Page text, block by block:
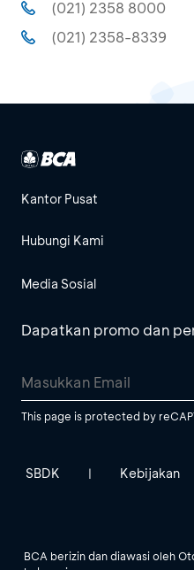
(021) 2358 8000
(021) 2358-8339
Kantor Pusat
Hubungi Kami
Media Sosial
Dapatkan promo dan
This page is protected by
SBDK | Kebijakan
BCA berizin dan diawasi oleh